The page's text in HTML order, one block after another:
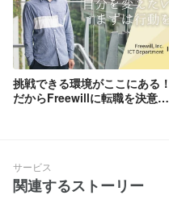
挑戦できる環境がここにある！
だからFreewillに転職を決意！
サービス
関連するストーリー